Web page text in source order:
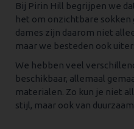
Bij Pirin Hill begrijpen we
het om onzichtbare
dames zijn daarom niet
maar we besteden ook
We hebben veel
beschikbaar, allemaal
materialen. Zo kun je niet
stijl, maar ook van